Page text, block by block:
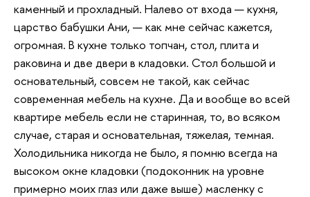
каменный и прохладный. Налево от входа — кухня,
царство бабушки Ани, — как мне сейчас кажется,
огромная. В кухне только топчан, стол, плита и
раковина и две двери в кладовки. Стол большой и
основательный, совсем не такой, как сейчас
современная мебель на кухне. Да и вообще во всей
квартире мебель если не старинная, то, во всяком
случае, старая и основательная, тяжелая, темная.
Холодильника никогда не было, я помню всегда на
высоком окне кладовки (подоконник на уровне
примерно моих глаз или даже выше) масленку с